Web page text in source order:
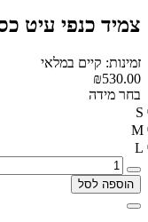
צמיד כנפי עיט
זמינות: קיים במלאי
₪530.00
בחר מידה
S
M
L
הוספה לסל